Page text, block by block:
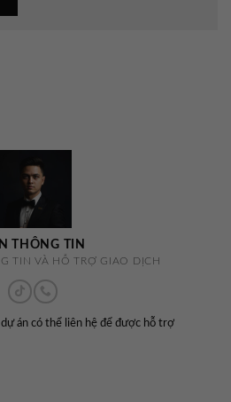
THÔNG TIN
TIN VÀ HỖ TRỢ GIAO DỊCH
dự án có thể liên hệ để được hỗ trợ